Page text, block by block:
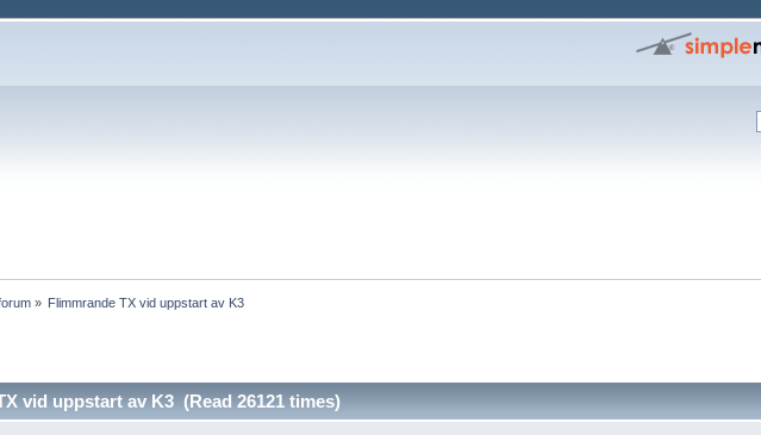
» Flimmrande TX vid uppstart av K3
vid uppstart av K3 (Read 26121 times)